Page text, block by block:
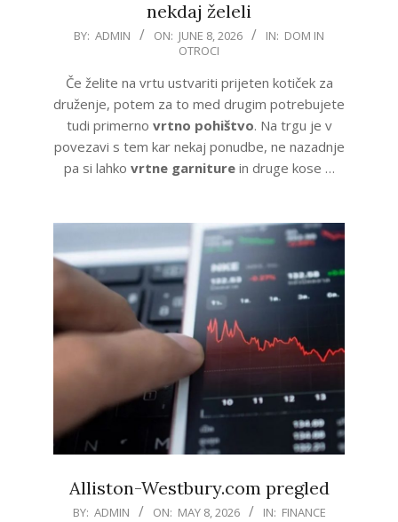
nekdaj želeli
2026-
08
BY: ADMIN ON: JUNE 8, 2026 IN: DOM IN
OTROCI
Če želite na vrtu ustvariti prijeten kotiček za
druženje, potem za to med drugim potrebujete
tudi primerno vrtno pohištvo. Na trgu je v
povezavi s tem kar nekaj ponudbe, ne nazadnje
pa si lahko vrtne garniturein druge kose …
Alliston-Westbury.com pregled
2026-
BY: ADMIN ON: MAY 8, 2026 IN: FINANCE